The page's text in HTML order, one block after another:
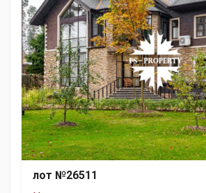
лот №26511